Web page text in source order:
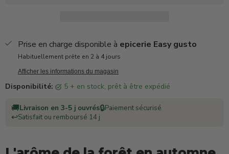
Prise en charge disponible à epicerie Easy gusto
Habituellement prête en 2 à 4 jours
Afficher les informations du magasin
Disponibilité: 5 + en stock, prêt à être expédié
🚚Livraison en 3-5 j ouvrés🔒Paiement sécurisé
↩️Satisfait ou remboursé 14 j